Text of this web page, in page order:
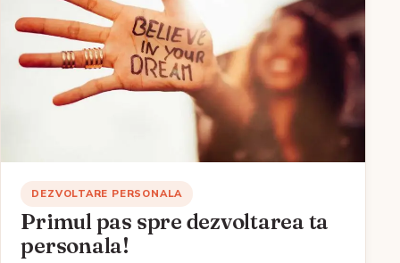
DEZVOLTARE PERSONALA
Primul pas spre dezvoltarea ta
personala!